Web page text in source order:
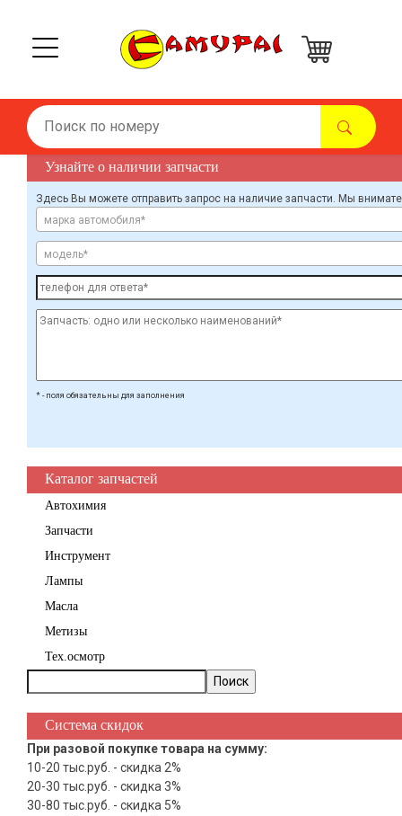
Узнайте о наличии запчасти
Здесь Вы можете отправить запрос на наличие запчасти. Мы
марка автомобиля*
модель*
* - поля обязательны для заполнения
Каталог запчастей
Автохимия
Запчасти
Инструмент
Лампы
Масла
Метизы
Тех.осмотр
Система скидок
При разовой покупке товара на сумму:
10-20 тыс.руб. - скидка 2%
20-30 тыс.руб. - скидка 3%
30-80 тыс.руб. - скидка 5%